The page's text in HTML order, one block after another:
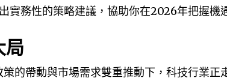
實務性的策略建議，協助你在2026年把握機
局
的帶動與市場需求雙重推動下，科技行業正